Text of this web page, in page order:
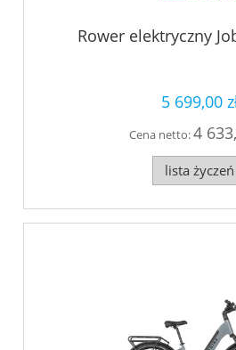
Rower elektryczny
5 699,00
Cena netto:4
lista życzeń